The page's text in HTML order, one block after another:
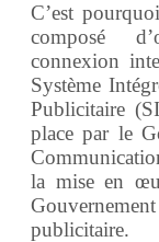
C’est
composé
connexion
Système
Publicitaire
place par le
la mise en
publicitaire.